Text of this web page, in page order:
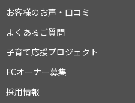
お客様のお声・口コミ
よくあるご質問
子育て応援プロジェクト
FCオーナー募集
採用情報